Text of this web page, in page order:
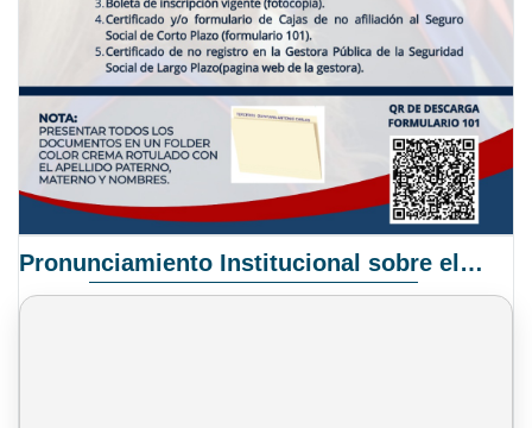
Pronunciamiento Institucional sobre el Proyecto de Ley N° 068/2025-2026 C.S.